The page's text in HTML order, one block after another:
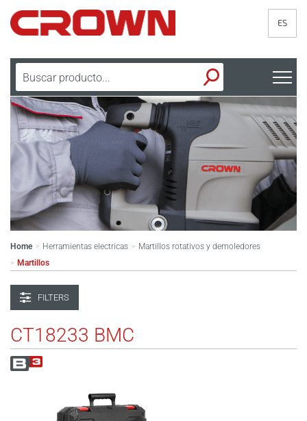
ES
Home > Herramientas electricas > Martillos rotativos y demoledores
> Martillos
FILTERS
CT18233 BMC